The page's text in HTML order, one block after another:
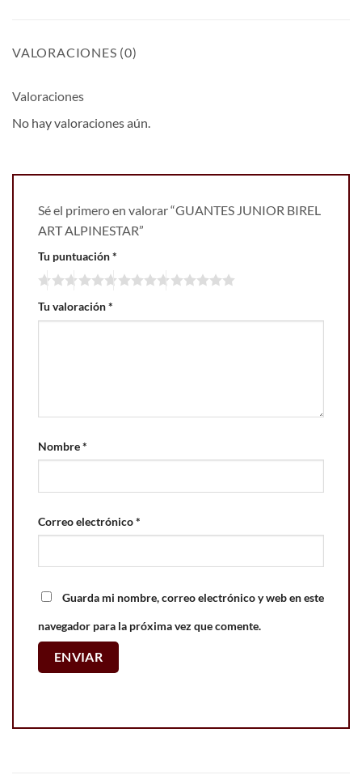
VALORACIONES (0)
Valoraciones
No hay valoraciones aún.
Sé el primero en valorar “GUANTES JUNIOR BIREL
ART ALPINESTAR”
Tu puntuación*
Tu valoración*
Nombre*
Correo electrónico*
Guarda mi nombre, correo electrónico y web en este
navegador para la próxima vez que comente.